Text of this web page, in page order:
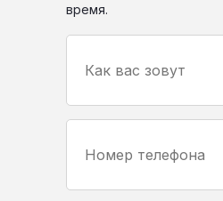
время.